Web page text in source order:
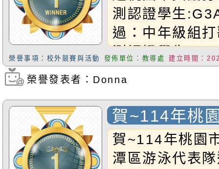
測認證學生
過：中年級組
測認證學生
過：高年級組
榮譽事項：校外競賽與活動 發佈單位：教導處 建立時間：
瀏覽次數：402
榮譽發表者：Donna
賀~114年桃
龍潭區游泳
賽 勇獲佳績!
賀~114年桃園
潭區游泳代表